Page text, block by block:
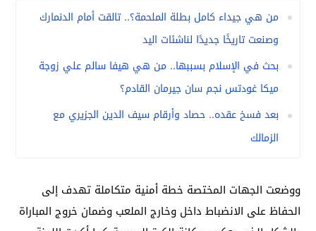
من هي جيداء كامل بطلة الملحمة؟.. تالقت أمام الدنمارك
وصنعت تاريخًا جديدًا لناشئات اليد
بحث في الإسلام بسببها.. من هي هيفا سالم علي زوجة
ميكا غودتس نجم سان جيرمان القادم؟
بعد فسخ عقده.. حصاد وأرقام سيف الدين الجزيري مع
الزمالك
ووضعت الجهات المختصة خطة أمنية متكاملة تهدف إلى
الحفاظ على الانضباط داخل وخارج الملعب وضمان خروج المباراة